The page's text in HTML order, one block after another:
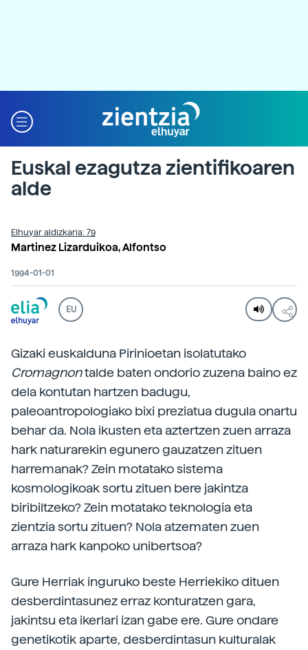
Euskal ezagutza zientifikoaren
alde
Elhuyar aldizkaria: 79
Martinez Lizarduikoa, Alfontso
1994-01-01
EU
Gizaki euskalduna Pirinioetan isolatutako
Cromagnontalde baten ondorio zuzena baino ez
dela kontutan hartzen badugu,
paleoantropologiako bixi preziatua dugula onartu
behar da. Nola ikusten eta aztertzen zuen arraza
hark naturarekin egunero gauzatzen zituen
harremanak? Zein motatako sistema
kosmologikoak sortu zituen bere jakintza
biribiltzeko? Zein motatako teknologia eta
zientzia sortu zituen? Nola atzematen zuen
arraza hark kanpoko unibertsoa?
Gure Herriak inguruko beste Herriekiko dituen
desberdintasunez erraz konturatzen gara,
jakintsu eta ikerlari izan gabe ere. Gure ondare
genetikotik aparte, desberdintasun kulturalak